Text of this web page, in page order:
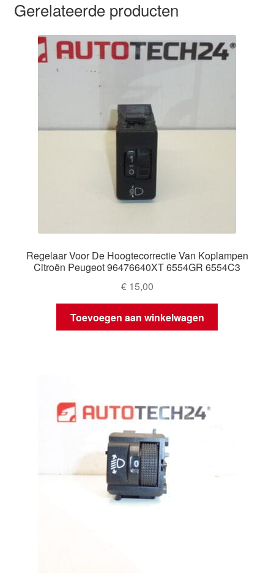
Gerelateerde producten
Regelaar Voor De Hoogtecorrectie Van Koplampen
Citroën Peugeot 96476640XT 6554GR 6554C3
€15,00
Toevoegen aan winkelwagen